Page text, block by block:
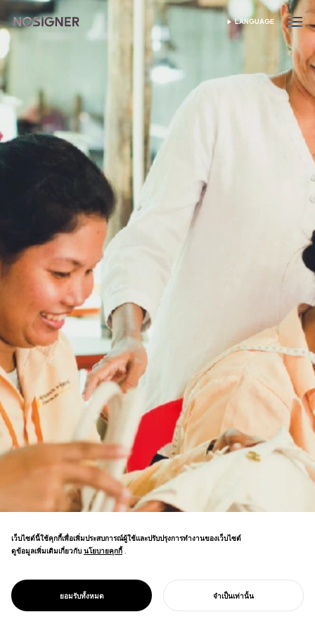
หน้าหลัก เลือกภาษา
LANGUAGE
PROJECT
SALA SUSU
ความปลอดภัยและใช้งานได้จริงสร้างกำไรเพิ่ม
เว็บไซต์นี้ใช้คุกกี้เพื่อเพิ่มประสบการณ์ผู้ใช้และปรับปรุงการทำงานของเว็บไซต์
ดูข้อมูลเพิ่มเติมเกี่ยวกับ นโยบายคุกกี้
นโยบายคุกกี้ .
ยอมรับทั้งหมด จำเป็นเท่านั้น